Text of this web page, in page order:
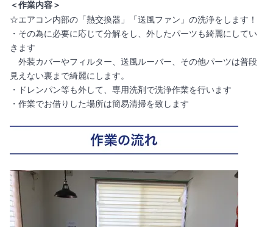
＜作業内容＞
☆エアコン内部の「熱交換器」「送風ファン」の洗浄をします！
・その為に必要に応じて分解をし、外したパーツも綺麗にしてい
きます
外装カバーやフィルター、送風ルーバー、その他パーツは普段
見えない裏まで綺麗にします。
・ドレンパン等も外して、専用洗剤で洗浄作業を行います
・作業でお借りした場所は簡易清掃を致します